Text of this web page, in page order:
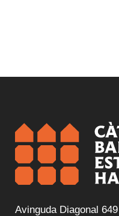
Avinguda Diagonal 649